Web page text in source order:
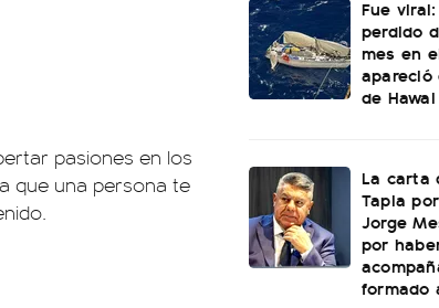
pasiones en los
que una persona te
Fue
perdido
mes en
apareció
de Hawai
La carta
Tapia
Jorge
por
formado